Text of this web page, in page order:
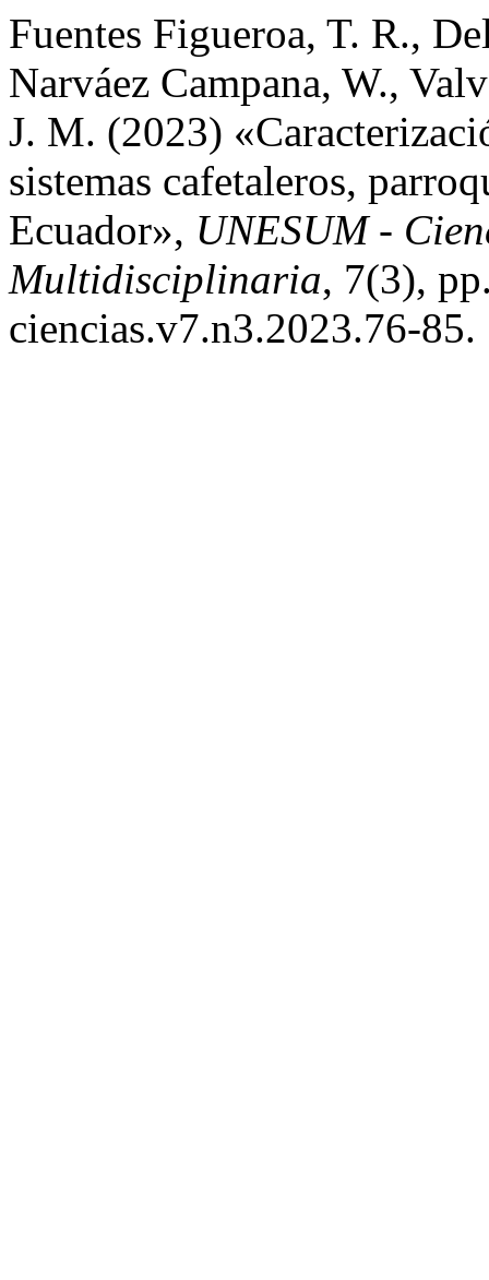
Fuentes Figueroa, T. R.,
Narváez Campana, W.,
J. M. (2023)
sistemas cafetaleros,
Ecuador», UNESUM -
Multidisciplinaria, 7(3),
ciencias.v7.n3.2023.76-85.